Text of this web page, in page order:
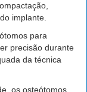
implante.
para
precisão durante
da técnica
os osteótomos